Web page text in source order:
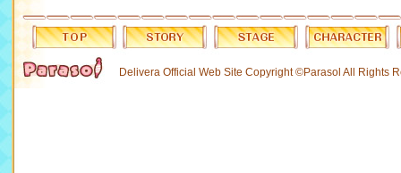
Delivera Official Web Site Copyright ©Parasol All Rights